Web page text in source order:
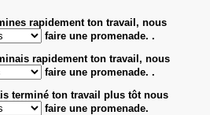
rapidement ton travail, nous
faire une promenade. .
rapidement ton travail, nous
faire une promenade. .
terminé ton travail plus tôt nous
faire une promenade.